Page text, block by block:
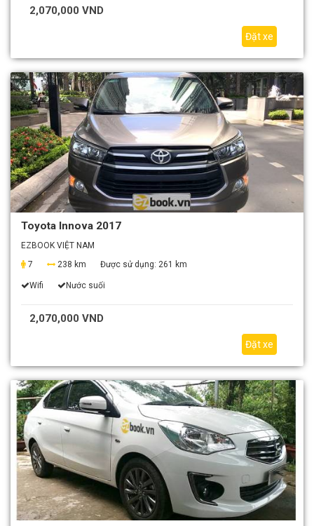
2,070,000 VND
Đặt xe
Toyota Innova 2017
EZBOOK VIỆT NAM
7
238 km Được sử dụng: 261 km
Wifi Nước suối
2,070,000 VND
Đặt xe